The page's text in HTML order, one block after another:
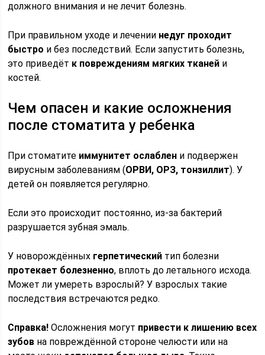
должного внимания и не лечит болезнь.
При правильном уходе и лечении недуг проходит
быстро и без последствий. Если запустить болезнь,
это приведёт к повреждениям мягких тканей и
костей.
Чем опасен и какие осложнения
после стоматита у ребенка
При стоматите иммунитет ослаблен и подвержен
вирусным заболеваниям (ОРВИ, ОРЗ, тонзиллит). У
детей он появляется регулярно.
Если это происходит постоянно, из-за бактерий
разрушается зубная эмаль.
У новорождённых герпетический тип болезни
протекает болезненно, вплоть до летального исхода.
Может ли умереть взрослый? У взрослых такие
последствия встречаются редко.
Справка! Осложнения могут привести к лишению всех
зубов на повреждённой стороне челюсти или на